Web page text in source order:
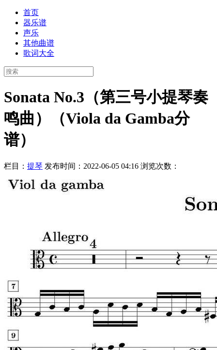
首页
器乐谱
声乐
其他曲谱
歌词大全
Sonata No.3（第三号小提琴奏
鸣曲）（Viola da Gamba分
谱）
栏目： 提琴 发布时间：2022-06-05 04:16 浏览次数：